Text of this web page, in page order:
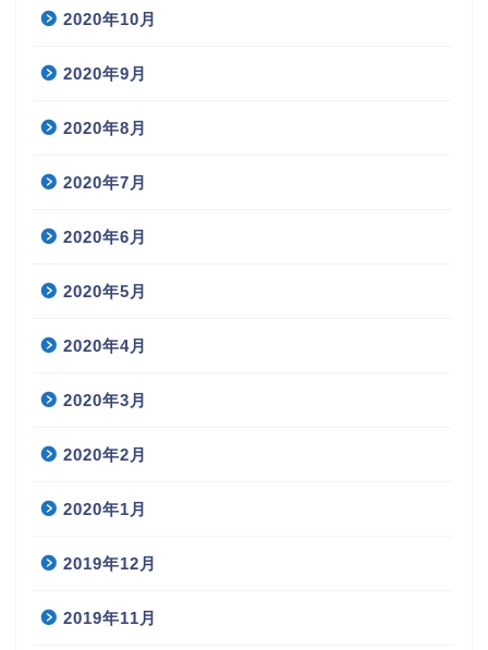
2020年10月
2020年9月
2020年8月
2020年7月
2020年6月
2020年5月
2020年4月
2020年3月
2020年2月
2020年1月
2019年12月
2019年11月